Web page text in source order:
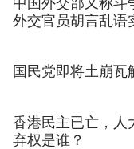
外交官员胡言乱语
国民党即将土崩瓦
香港民主已亡，人
弃权是谁？